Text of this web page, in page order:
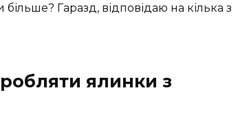
Гаразд, відповідаю на кілька з
ялинки з